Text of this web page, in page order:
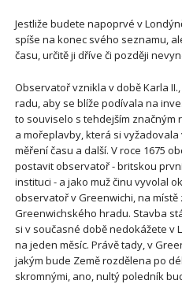
Jestliže budete napoprvé v
spíše na konec svého seznamu,
času, určitě ji dříve či později
Observatoř vznikla v době Karla
radu, aby se blíže podívala na
to souviselo s tehdejším
a mořeplavby, která si
měření času a další. V roce 1675
postavit observatoř - britskou
instituci - a jako muž činu vyvolal
observatoř v Greenwichi, na
Greenwichského hradu. Stavba
si v současné době nedokážete v
na jeden měsíc. Právě tady, v
jakým bude Země rozdělena po
skromnými, ano, nultý poledník